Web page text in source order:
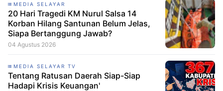
MEDIA SELAYAR
20 Hari Tragedi KM Nurul Salsa 14
Korban Hilang Santunan Belum Jelas,
Siapa Bertanggung Jawab?
04 Agustus 2026
MEDIA SELAYAR TV
Tentang Ratusan Daerah Siap-Siap
Hadapi Krisis Keuangan'